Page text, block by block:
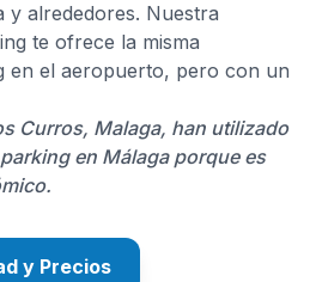
y alrededores. Nuestra
te ofrece la misma
en el aeropuerto, pero con un
Curros, Malaga, han utilizado
en Málaga porque es
y Precios